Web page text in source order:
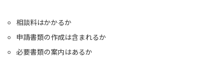
相談料はかかるか
申請書類の作成は含まれるか
必要書類の案内はあるか